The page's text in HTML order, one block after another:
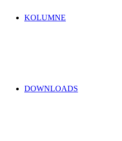
KOLUMNE
DOWNLOADS